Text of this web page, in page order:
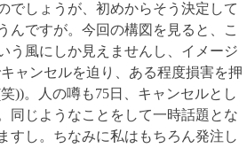
でしょうが、初めからそう決定して
んですが。今回の構図を見ると、こ
風にしか見えませんし、イメージ
ャンセルを迫り、ある程度損害を押
))。人の噂も75日、キャンセルとし
同じようなことをして一時話題とな
すし。ちなみに私はもちろん発注し